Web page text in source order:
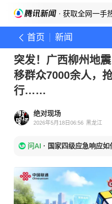
· 获取全网一手
首页 新闻
突发！广西柳州地
移群众7000余人，
行……
绝对现场
2026年5月18日06:56 黑龙江
问AI · 国家四级应急响应如